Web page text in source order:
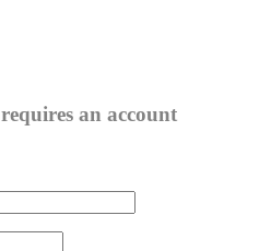
hadisa: 213
an account